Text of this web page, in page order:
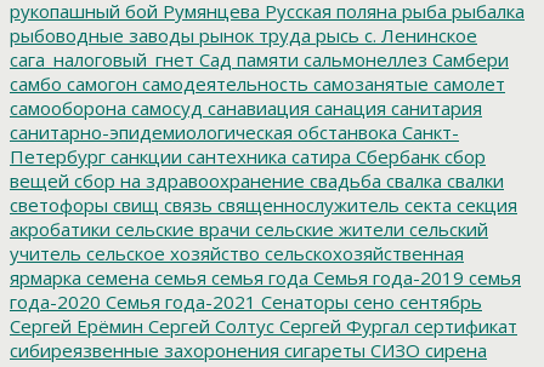
рукопашный бой Румянцева Русская поляна рыба рыбалка
рыбоводные заводы рынок труда рысь с. Ленинское
сага_налоговый_гнет Сад памяти сальмонеллез Самбери
самбо самогон самодеятельность самозанятые самолет
самооборона самосуд санавиация санация санитария
санитарно-эпидемиологическая обстанвока Санкт-
Петербург санкции сантехника сатира Сбербанк сбор
вещей сбор на здравоохранение свадьба свалка свалки
светофоры свищ связь священнослужитель секта секция
акробатики сельские врачи сельские жители сельский
учитель сельское хозяйство сельскохозяйственная
ярмарка семена семья семья года Семья года-2019 семья
года-2020 Семья года-2021 Сенаторы сено сентябрь
Сергей Ерёмин Сергей Солтус Сергей Фургал сертификат
сибиреязвенные захоронения сигареты СИЗО сирена